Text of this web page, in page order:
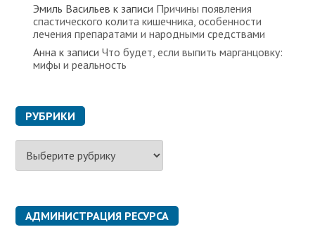
Эмиль Васильев к записи Причины появления
спастического колита кишечника, особенности
лечения препаратами и народными средствами
Анна к записиЧто будет, если выпить марганцовку:
мифы и реальность
РУБРИКИ
Р
б
к
и АДМИНИСТРАЦИЯ РЕСУРСА